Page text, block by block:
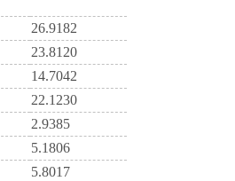
26.9182
23.8120
14.7042
22.1230
2.9385
5.1806
5.8017